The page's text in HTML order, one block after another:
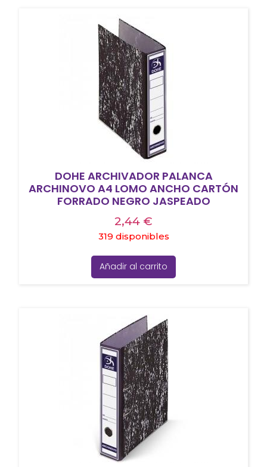
DOHE ARCHIVADOR PALANCA
ARCHINOVO A4 LOMO ANCHO CARTÓN
FORRADO NEGRO JASPEADO
2,44 €
319 disponibles
Añadir al carrito